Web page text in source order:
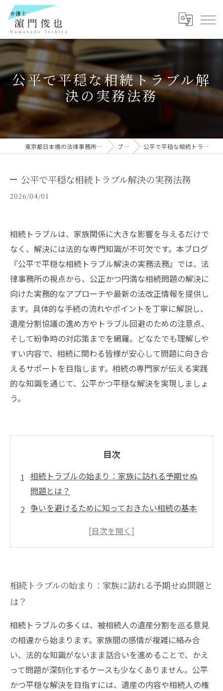
公平で平穏な相続トラブル解
決の実務法務
東京都日本橋の法律事務所なら弁護士 濵門俊也 ブログ 公平で平穏な相続トラブル解決の実務法務
公平で平穏な相続トラブル解決の実務法務
2026/04/01
相続トラブルは、家族関係に大きな影響を与えるだけで
なく、解決には法的な専門知識が不可欠です。本ブログ
『公平で平穏な相続トラブル解決の実務法務』では、法
律事務所の視点から、公正かつ円満な相続問題の解決に
向けた実務的なアプローチや最新の法改正情報を提供し
ます。具体的な手続の流れやポイントを丁寧に解説し、
遺産分割協議の進め方やトラブル回避のための注意点、
そして紛争時の対応策までを網羅。どなたでも理解しや
すい内容で、相続に関わる皆様が安心して問題に向き合
えるサポートを目指します。相続の専門家が伝える実践
的な知識を通じて、公平かつ平穏な解決を実現しましょ
う。
目次
相続トラブルの始まり：家族に訪れる予期せぬ
問題とは？
争いを避けるために知っておきたい相続の基本
遺産分割協議を円滑に進めるための具体的なス
イント
な解決法
公平で平穏な相続を実現するための事前準備と
心構え
法律事務所が教える、相続トラブルを未然に防
ぐ実務ノウハウ
相続トラブルの始まり：家族に訪れる予期せぬ問題と
は？
相続トラブルの多くは、被相続人の遺産分割を巡る意見
の相違から始まります。家族間の感情が複雑に絡み合
い、法的な知識がないまま話合いを進めることで、かえ
って問題が深刻化するケースも少なくありません。公平
かつ平穏な解決を目指すには、遺産の内容や相続人の権